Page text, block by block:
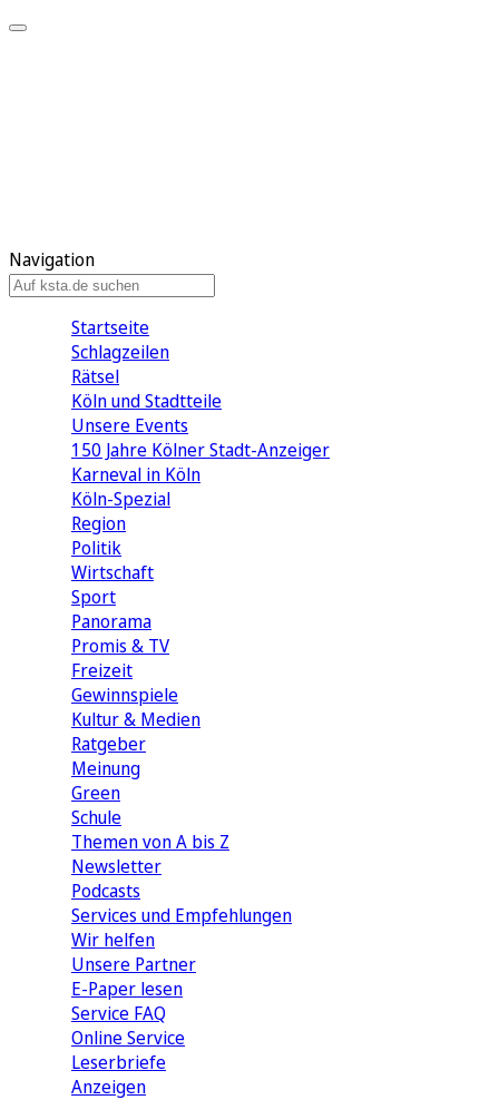
Navigation
Startseite
Schlagzeilen
Rätsel
Köln und Stadtteile
Unsere Events
150 Jahre Kölner Stadt-Anzeiger
Karneval in Köln
Köln-Spezial
Region
Politik
Wirtschaft
Sport
Panorama
Promis & TV
Freizeit
Gewinnspiele
Kultur & Medien
Ratgeber
Meinung
Green
Schule
Themen von A bis Z
Newsletter
Podcasts
Services und Empfehlungen
Wir helfen
Unsere Partner
E-Paper lesen
Service FAQ
Online Service
Leserbriefe
Anzeigen